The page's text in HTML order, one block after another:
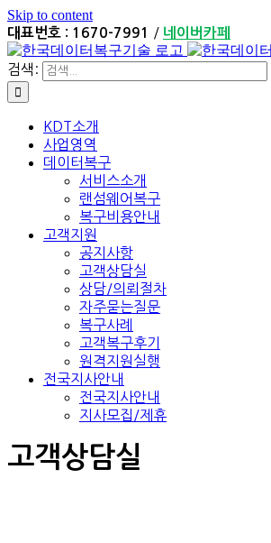
Skip to content
대표번호 : 1670-7991 / 네이버카페
검색:
KDT소개
사업영역
데이터복구
서비스소개
랜섬웨어복구
복구비용안내
고객지원
공지사항
고객상담실
상담/의뢰절차
자주묻는질문
복구사례
고객복구후기
원격지원실행
전국지사안내
전국지사안내
지사모집/제휴
고객상담실